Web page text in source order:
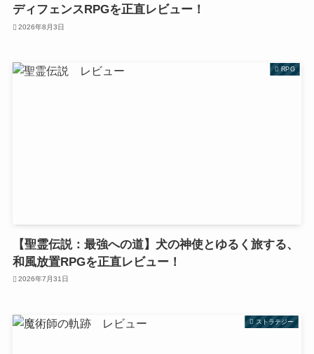
ディフェンスRPGを正直レビュー！
2026年8月3日
RPG
【聖霊伝説：最強への道】犬の神使とゆるく旅する、
和風放置RPGを正直レビュー！
2026年7月31日
ストラテジー